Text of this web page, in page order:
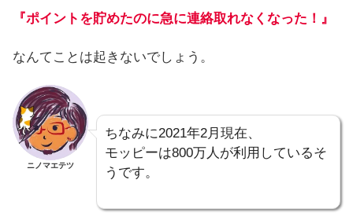
『ポイントを貯めたのに急に連絡取れなくなった！』
なんてことは起きないでしょう。
ニノマエテツ
ちなみに2021年2月現在、
モッピーは800万人が利用しているそ
うです。